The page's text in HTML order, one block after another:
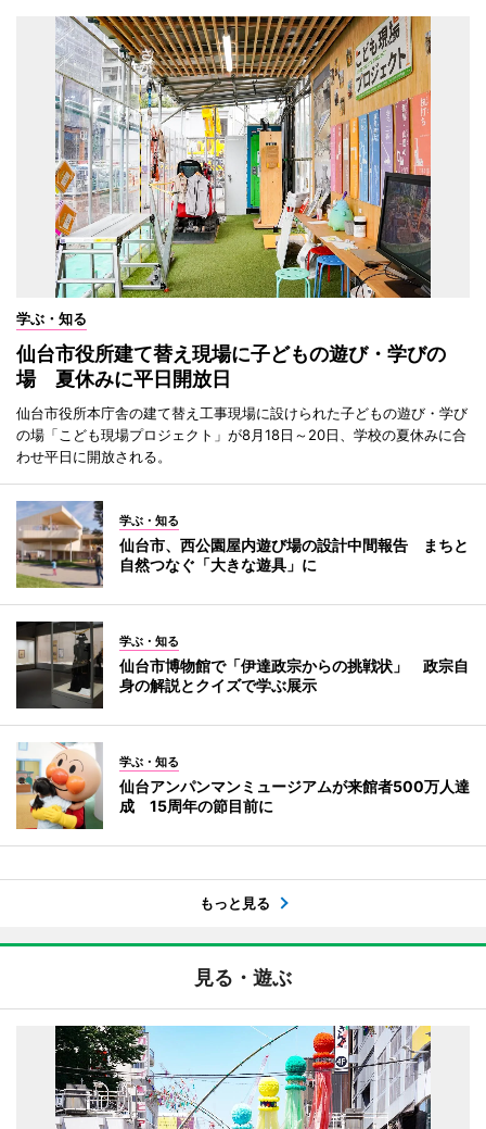
学ぶ・知る
仙台市役所建て替え現場に子どもの遊び・学びの
場 夏休みに平日開放日
仙台市役所本庁舎の建て替え工事現場に設けられた子どもの遊び・学び
の場「こども現場プロジェクト」が8月18日～20日、学校の夏休みに合
わせ平日に開放される。
学ぶ・知る
仙台市、西公園屋内遊び場の設計中間報告 まちと
自然つなぐ「大きな遊具」に
学ぶ・知る
仙台市博物館で「伊達政宗からの挑戦状」 政宗自
身の解説とクイズで学ぶ展示
学ぶ・知る
仙台アンパンマンミュージアムが来館者500万人達
成 15周年の節目前に
もっと見る
見る・遊ぶ